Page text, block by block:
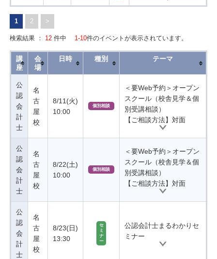
1 2 >
検索結果 ： 12 件中 1-10件のイベントが表示されています。
講
座
会
場
日時 種別 テーマ
公
認
会
計
士
名
古
屋
校
8/11(火)
10:00
個別相談
＜要Web予約＞オープン
スクール（校舎見学＆個
別受講相談）
【ご相談方法】対面
公
認
会
計
士
名
古
屋
校
8/22(土)
10:00
個別相談
＜要Web予約＞オープン
スクール（校舎見学＆個
別受講相談）
【ご相談方法】対面
公
認
会
計
士
名
古
屋
校
8/23(日)
13:30
セ
ミ
ナ
ー
公認会計士まるわかりセ
ミナー